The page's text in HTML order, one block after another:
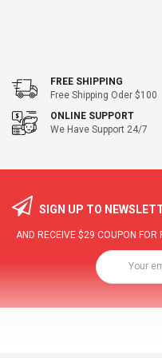
FREE SHIPPING
Free Shipping Oder $100
ONLINE SUPPORT
We Have Support 24/7
SIGN UP TO
AND RECEIVE $29 COUPON FOR